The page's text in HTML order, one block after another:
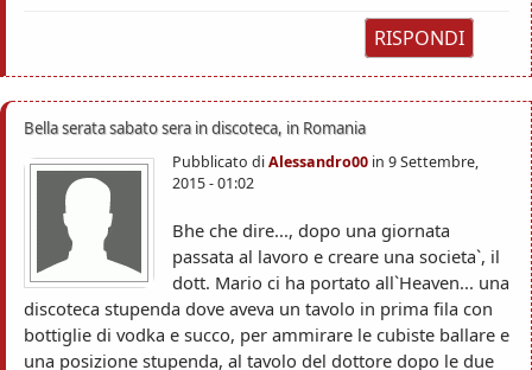
RISPONDI
Bella serata sabato sera in discoteca, in Romania
Pubblicato diAlessandro00 in 9 Settembre,
2015 - 01:02
Bhe che dire..., dopo una giornata
passata al lavoro e creare una societa`, il
dott. Mario ci ha portato all`Heaven... una
discoteca stupenda dove aveva un tavolo in prima fila con
bottiglie di vodka e succo, per ammirare le cubiste ballare e
una posizione stupenda, al tavolo del dottore dopo le due